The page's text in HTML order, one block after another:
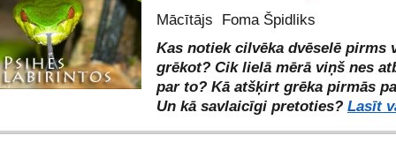
Mācītājs Foma Špidliks
Kas notiek cilvēka dvēselē pirms
grēkot? Cik lielā mērā viņš nes
par to? Kā atšķirt grēka pirmās
Un kā savlaicīgi pretoties? Lasīt